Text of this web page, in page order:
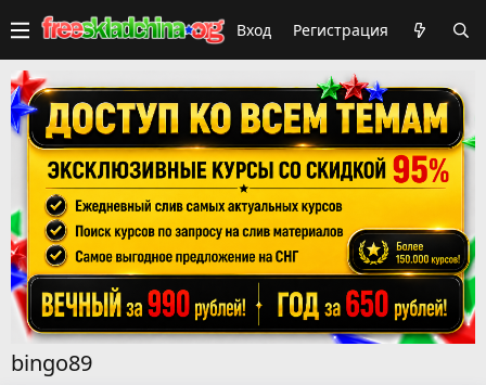
Вход Регистрация
bingo89